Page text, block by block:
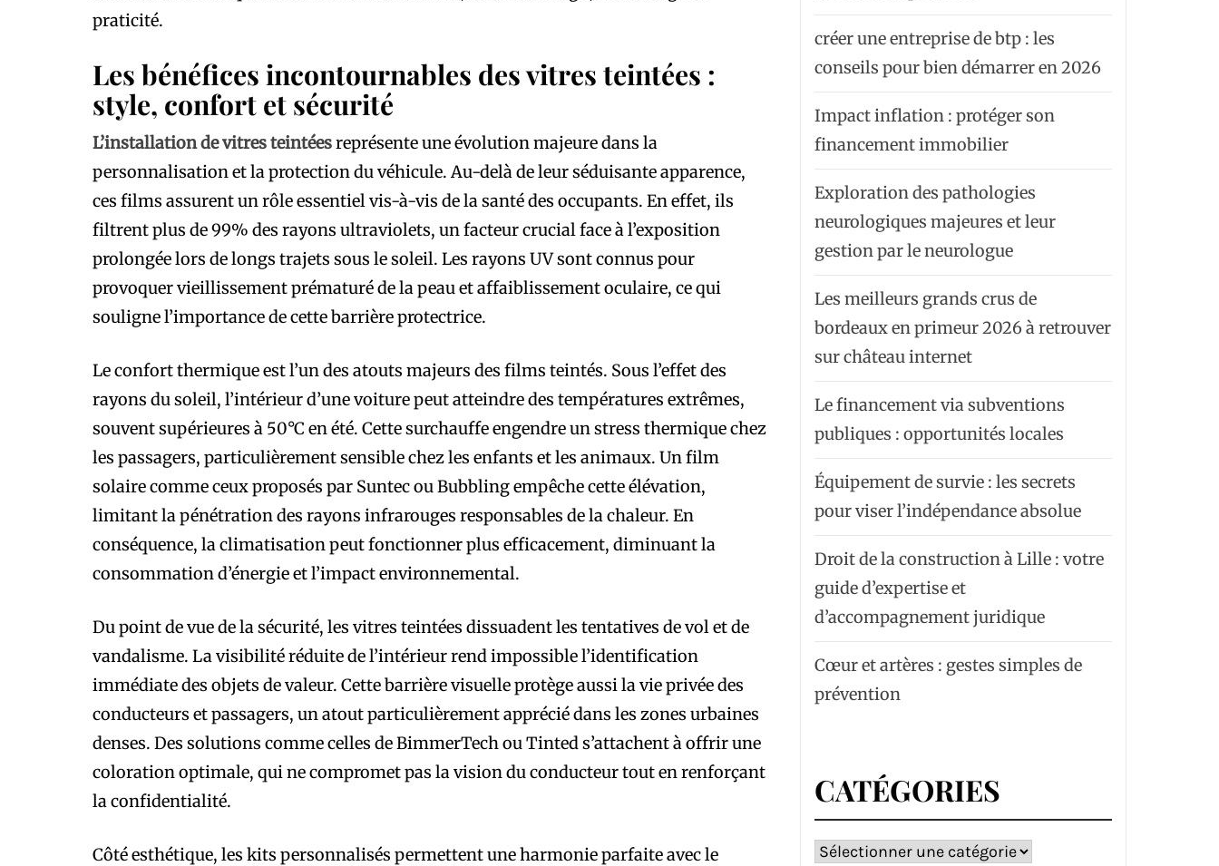
praticité.
Les bénéfices incontournables des vitres teintées :
style, confort et sécurité
L’installation de vitres teintéesreprésente une évolution majeure dans la
personnalisation et la protection du véhicule. Au-delà de leur séduisante apparence,
ces films assurent un rôle essentiel vis-à-vis de la santé des occupants. En effet, ils
filtrent plus de 99% des rayons ultraviolets, un facteur crucial face à l’exposition
prolongée lors de longs trajets sous le soleil. Les rayons UV sont connus pour
provoquer vieillissement prématuré de la peau et affaiblissement oculaire, ce qui
souligne l’importance de cette barrière protectrice.
Le confort thermique est l’un des atouts majeurs des films teintés. Sous l’effet des
rayons du soleil, l’intérieur d’une voiture peut atteindre des températures extrêmes,
souvent supérieures à 50°C en été. Cette surchauffe engendre un stress thermique chez
les passagers, particulièrement sensible chez les enfants et les animaux. Un film
solaire comme ceux proposés par Suntec ou Bubbling empêche cette élévation,
limitant la pénétration des rayons infrarouges responsables de la chaleur. En
conséquence, la climatisation peut fonctionner plus efficacement, diminuant la
consommation d’énergie et l’impact environnemental.
Du point de vue de la sécurité, les vitres teintées dissuadent les tentatives de vol et de
vandalisme. La visibilité réduite de l’intérieur rend impossible l’identification
immédiate des objets de valeur. Cette barrière visuelle protège aussi la vie privée des
conducteurs et passagers, un atout particulièrement apprécié dans les zones urbaines
denses. Des solutions comme celles de BimmerTech ou Tinted s’attachent à offrir une
coloration optimale, qui ne compromet pas la vision du conducteur tout en renforçant
la confidentialité.
Côté esthétique, les kits personnalisés permettent une harmonie parfaite avec le
créer une entreprise de btp : les
conseils pour bien démarrer en 2026
Impact inflation : protéger son
financement immobilier
Exploration des pathologies
neurologiques majeures et leur
gestion par le neurologue
Les meilleurs grands crus de
bordeaux en primeur 2026 à retrouver
sur château internet
Le financement via subventions
publiques : opportunités locales
Équipement de survie : les secrets
pour viser l’indépendance absolue
Droit de la construction à Lille : votre
guide d’expertise et
d’accompagnement juridique
Cœur et artères : gestes simples de
prévention
CATÉGORIES
Catégories